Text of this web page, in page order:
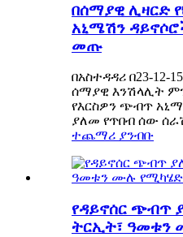
በሰማያዊ ሊዛርድ
አኒሜሽን
መጡ
በአስተዳዳሪ በ23-12-15
ሰማያዊ እንሽላሊት
የእርስዎን ጭብጥ
ያለመ የጥበብ ሰው
ተጨማሪ ያንብቡ
የዳይኖሰር ጭብጥ
ትርኢት፣ ዓመቱን